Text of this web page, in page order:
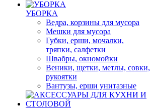
УБОРКА
Ведра, корзины для мусора
Мешки для мусора
Губки, ерши, мочалки,
тряпки, салфетки
Швабры, окномойки
Веники, щетки, метлы, совки,
рукоятки
Вантузы, ерши унитазные